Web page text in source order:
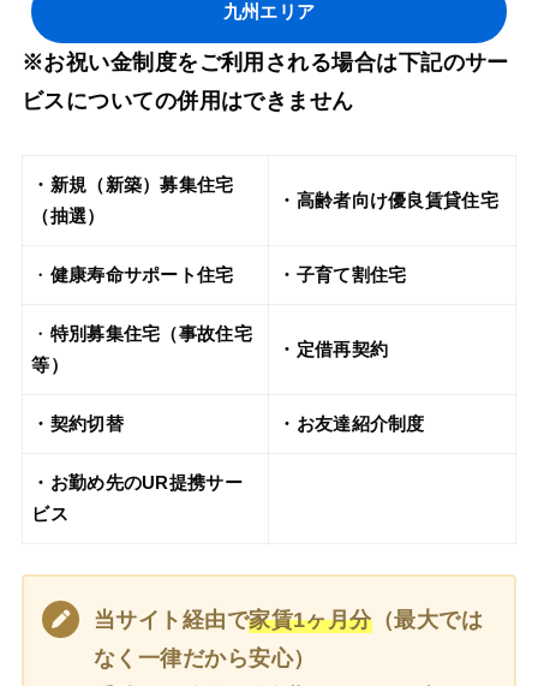
九州エリア
※お祝い金制度をご利用される場合は下記のサー
ビスについての併用はできません
・新規（新築）募集住宅
（抽選）
・高齢者向け優良賃貸住宅
・ 健康寿命サポート住宅 ・子育て割住宅
・ 特別募集住宅（事故住宅
等）
・定借再契約
・契約切替 ・お友達紹介制度
・お勤め先のUR提携サー
ビス
当サイト経由で家賃1ヶ月分（最大では
なく一律だから安心）